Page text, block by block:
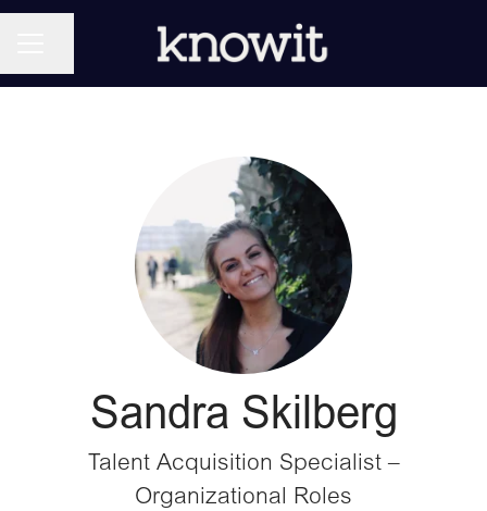
Sandra Skilberg
Talent Acquisition Specialist –
Organizational Roles